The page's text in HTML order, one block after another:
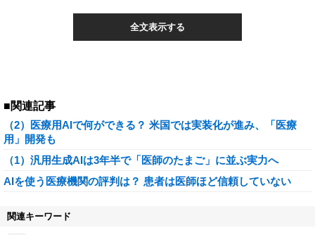
全文表示する
■関連記事
（2）医療用AIで何ができる？ 米国では実装化が進み、「医療
用」開発も
（1）汎用生成AIは3年半で「医師のたまご」に並ぶ実力へ
AIを使う医療機関の評判は？ 患者は医師ほど信頼していない
関連キーワード